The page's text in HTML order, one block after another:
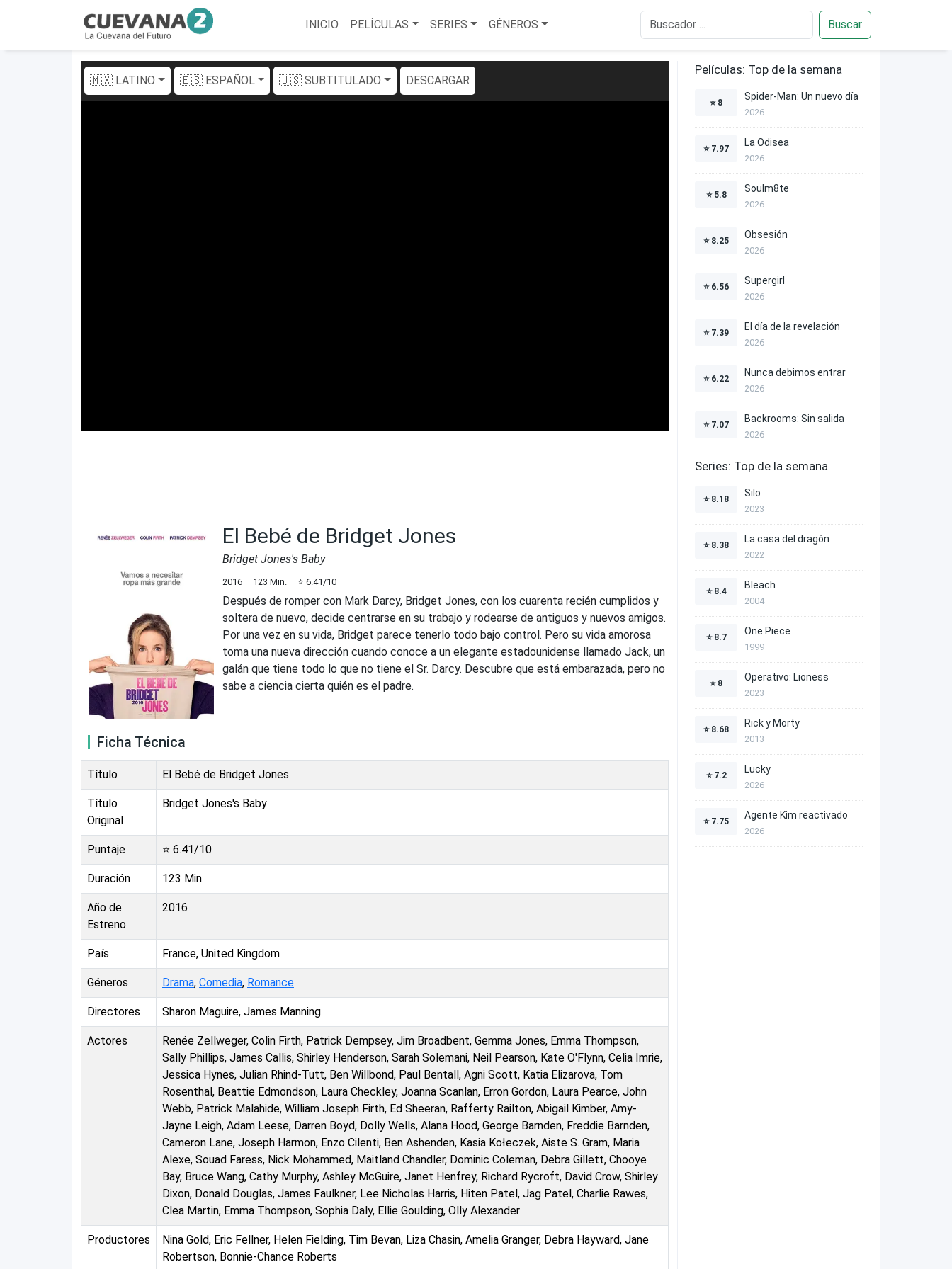
INICIO PELÍCULAS SERIES GÉNEROS Buscar
🇲🇽 LATINO 🇪🇸 ESPAÑOL 🇺🇸 SUBTITULADO DESCARGAR
El Bebé de Bridget Jones
Bridget Jones's Baby
2016 123 Min. ⭐ 6.41 /10
Después de romper con Mark Darcy, Bridget Jones, con los cuarenta recién cumplidos y
soltera de nuevo, decide centrarse en su trabajo y rodearse de antiguos y nuevos amigos.
Por una vez en su vida, Bridget parece tenerlo todo bajo control. Pero su vida amorosa
toma una nueva dirección cuando conoce a un elegante estadounidense llamado Jack, un
galán que tiene todo lo que no tiene el Sr. Darcy. Descubre que está embarazada, pero no
sabe a ciencia cierta quién es el padre.
Ficha Técnica
Título El Bebé de Bridget Jones
Título
Original
Bridget Jones's Baby
Puntaje ⭐ 6.41/10
Duración 123 Min.
Año de
Estreno
2016
País France, United Kingdom
Géneros Drama, Comedia, Romance
Directores Sharon Maguire, James Manning
Actores
Renée Zellweger, Colin Firth, Patrick Dempsey, Jim Broadbent, Gemma Jones, Emma Thompson,
Sally Phillips, James Callis, Shirley Henderson, Sarah Solemani, Neil Pearson, Kate O'Flynn, Celia Imrie,
Jessica Hynes, Julian Rhind-Tutt, Ben Willbond, Paul Bentall, Agni Scott, Katia Elizarova, Tom
Rosenthal, Beattie Edmondson, Laura Checkley, Joanna Scanlan, Erron Gordon, Laura Pearce, John
Webb, Patrick Malahide, William Joseph Firth, Ed Sheeran, Rafferty Railton, Abigail Kimber, Amy-
Jayne Leigh, Adam Leese, Darren Boyd, Dolly Wells, Alana Hood, George Barnden, Freddie Barnden,
Cameron Lane, Joseph Harmon, Enzo Cilenti, Ben Ashenden, Kasia Kołeczek, Aiste S. Gram, Maria
Alexe, Souad Faress, Nick Mohammed, Maitland Chandler, Dominic Coleman, Debra Gillett, Chooye
Bay, Bruce Wang, Cathy Murphy, Ashley McGuire, Janet Henfrey, Richard Rycroft, David Crow, Shirley
Dixon, Donald Douglas, James Faulkner, Lee Nicholas Harris, Hiten Patel, Jag Patel, Charlie Rawes,
Clea Martin, Emma Thompson, Sophia Daly, Ellie Goulding, Olly Alexander
Productores
Nina Gold, Eric Fellner, Helen Fielding, Tim Bevan, Liza Chasin, Amelia Granger, Debra Hayward, Jane
Robertson, Bonnie-Chance Roberts
Películas: Top de la semana
⭐ 8
Spider-Man: Un nuevo día
2026
⭐ 7.97
La Odisea
2026
⭐ 5.8
Soulm8te
2026
⭐ 8.25
Obsesión
2026
⭐ 6.56
Supergirl
2026
⭐ 7.39
El día de la revelación
2026
⭐ 6.22
Nunca debimos entrar
2026
⭐ 7.07
Backrooms: Sin salida
2026
Series: Top de la semana
⭐ 8.18
Silo
2023
⭐ 8.38
La casa del dragón
2022
⭐ 8.4
Bleach
2004
⭐ 8.7
One Piece
1999
⭐ 8
Operativo: Lioness
2023
⭐ 8.68
Rick y Morty
2013
⭐ 7.2
Lucky
2026
⭐ 7.75
Agente Kim reactivado
2026